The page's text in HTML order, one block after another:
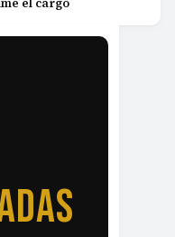
el cargo